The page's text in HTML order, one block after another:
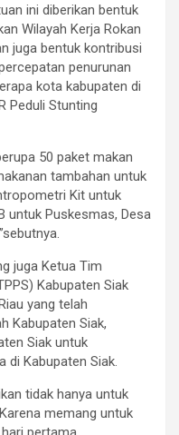
ini diberikan bentuk
Wilayah Kerja Rokan
juga bentuk kontribusi
penurunan
kota kabupaten di
Peduli Stunting
50 paket makan
tambahan untuk
Kit untuk
untuk Puskesmas, Desa
juga Ketua Tim
Kabupaten Siak
yang telah
Kabupaten Siak,
Siak untuk
di Kabupaten Siak.
tidak hanya untuk
memang untuk